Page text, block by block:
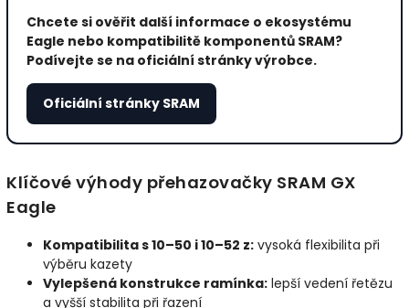
Chcete si ověřit další informace o ekosystému
Eagle nebo kompatibilitě komponentů SRAM?
Podívejte se na oficiální stránky výrobce.
Oficiální stránky SRAM
Klíčové výhody přehazovačky SRAM GX
Eagle
Kompatibilita s 10–50 i 10–52 z: vysoká flexibilita při
výběru kazety
Vylepšená konstrukce ramínka: lepší vedení řetězu
a vyšší stabilita při řazení